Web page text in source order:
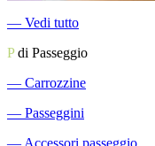
― Vedi tutto
Pdi Passeggio
― Carrozzine
― Passeggini
― Accessori passeggio